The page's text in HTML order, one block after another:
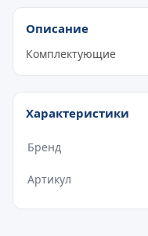
Описание
Комплектующие
Характеристики
Бренд
Артикул